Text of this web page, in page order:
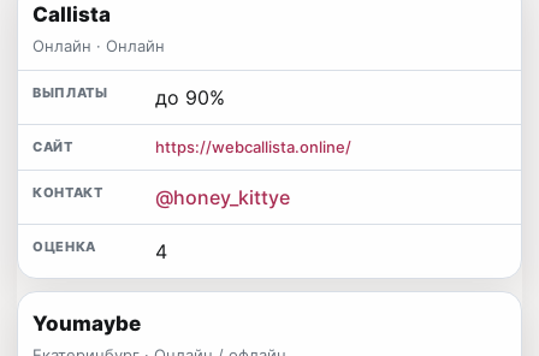
Callista
Онлайн · Онлайн
до 90%
https://webcallista.online/
@honey_kittye
4
Youmaybe